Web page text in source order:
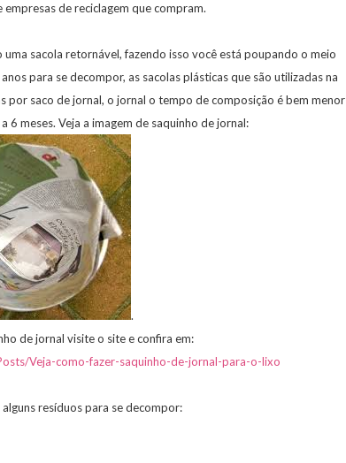
de reciclagem que compram.
sacola retornável, fazendo isso você está poupando o meio
para se decompor, as sacolas plásticas que são utilizadas na
saco de jornal, o jornal o tempo de composição é bem menor
6 meses. Veja a imagem de saquinho de jornal:
.
de jornal visite o site e confira em:
Veja-como-fazer-saquinho-de-jornal-para-o-lixo
resíduos para se decompor: